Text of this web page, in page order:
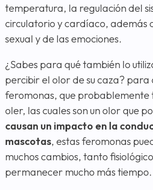
temperatura, la regulación del
circulatorio y cardíaco, además
sexual y de las emociones.
¿Sabes para qué también lo
percibir el olor de su caza? para
feromonas, que probablemente
oler, las cuales son un olor que
causan un impacto en la
mascotas, estas feromonas
muchos cambios, tanto
permanecer mucho más tiempo.